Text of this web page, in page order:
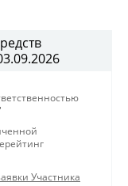
Участника